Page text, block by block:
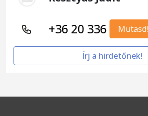
+36 20 336 Mutasd!
Írj a hirdetőnek!